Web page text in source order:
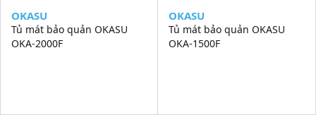
OKASU
Tủ mát bảo quản OKASU
OKA-2000F
OKASU
Tủ mát bảo quản OKASU
OKA-1500F